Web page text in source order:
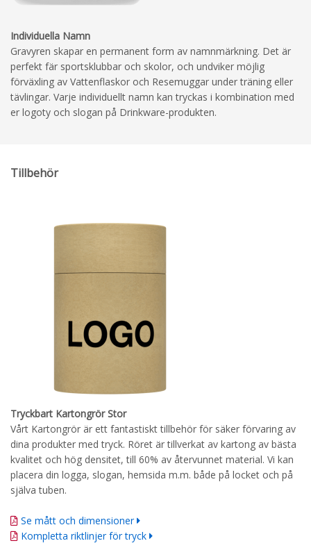
Individuella Namn
Gravyren skapar en permanent form av namnmärkning. Det är
perfekt fär sportsklubbar och skolor, och undviker möjlig
förväxling av Vattenflaskor och Resemuggar under träning eller
tävlingar. Varje individuellt namn kan tryckas i kombination med
er logoty och slogan på Drinkware-produkten.
Tillbehör
Tryckbart Kartongrör Stor
Vårt Kartongrör är ett fantastiskt tillbehör för säker förvaring av
dina produkter med tryck. Röret är tillverkat av kartong av bästa
kvalitet och hög densitet, till 60% av återvunnet material. Vi kan
placera din logga, slogan, hemsida m.m. både på locket och på
själva tuben.
Se mått och dimensioner
Kompletta riktlinjer för tryck